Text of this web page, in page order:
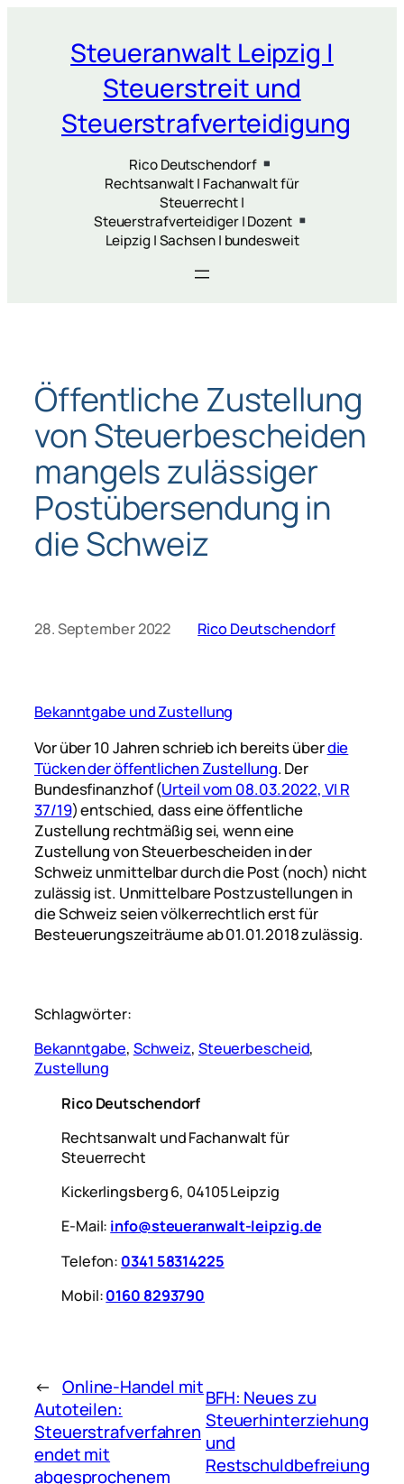
springenSteueranwalt Leipzig |
Steuerstreit und
Steuerstrafverteidigung
Rico Deutschendorf
Rechtsanwalt | Fachanwalt für
Steuerrecht |
Steuerstrafverteidiger | Dozent
Leipzig | Sachsen | bundesweit
Öffentliche Zustellung
von Steuerbescheiden
mangels zulässiger
Postübersendung in
die Schweiz
28. September 2022 Rico Deutschendorf
Bekanntgabe und Zustellung
Vor über 10 Jahren schrieb ich bereits überdie
Tücken der öffentlichen Zustellung. Der
Bundesfinanzhof (Urteil vom 08.03.2022, VI R
37/19) entschied, dass eine öffentliche
Zustellung rechtmäßig sei, wenn eine
Zustellung von Steuerbescheiden in der
Schweiz unmittelbar durch die Post (noch) nicht
zulässig ist. Unmittelbare Postzustellungen in
die Schweiz seien völkerrechtlich erst für
Besteuerungszeiträume ab 01.01.2018 zulässig.
Schlagwörter:
Bekanntgabe, Schweiz, Steuerbescheid
Zustellung
Rico Deutschendorf
Rechtsanwalt und Fachanwalt für
Steuerrecht
Kickerlingsberg 6, 04105 Leipzig
E-Mail: info@steueranwalt-leipzig.de
Telefon: 0341 58314225
Mobil:0160 8293790
← Online-Handel mit
Autoteilen:
Steuerstrafverfahren
endet mit
abgesprochenem
BFH: Neues zu
Steuerhinterziehung
und
Restschuldbefreiung